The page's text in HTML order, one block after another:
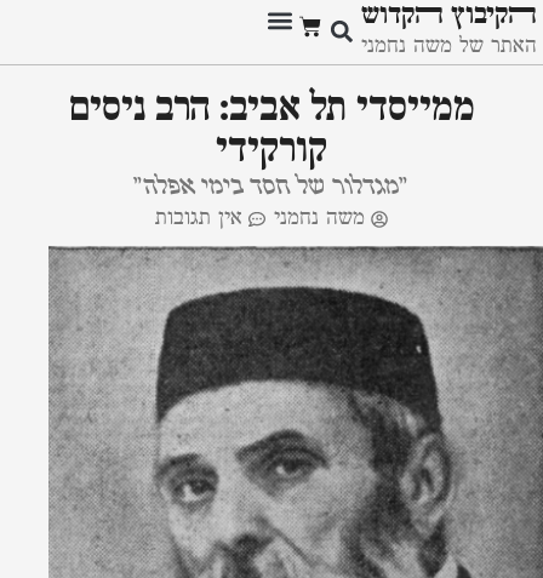
ﬣקיבוץ ﬣקדוש
האתר של משה נחמני
ממייסדי תל אביב: הרב ניסים
קורקידי
"מגדלור של חסד בימי אפלה"
משה נחמני אין תגובות